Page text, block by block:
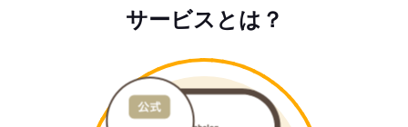
サービスとは？